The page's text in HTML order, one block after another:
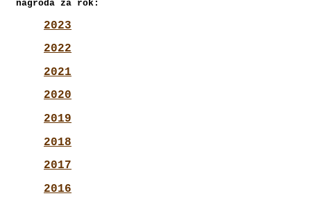
nagroda za rok:
2023
2022
2021
2020
2019
2018
2017
2016